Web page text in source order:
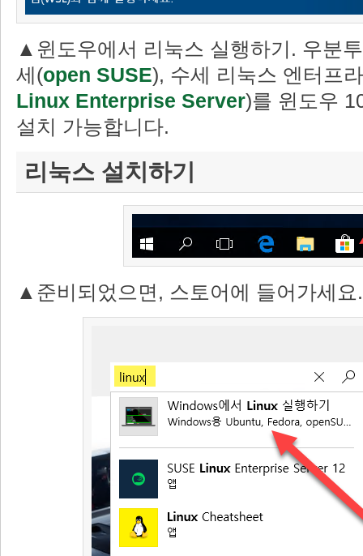
▲윈도우에서 리눅스 실행하기. 우분
세(open SUSE), 수세 리눅스 엔터프
Linux Enterprise Server)를 윈도우
설치 가능합니다.
리눅스 설치하기
▲준비되었으면, 스토어에 들어가세요.